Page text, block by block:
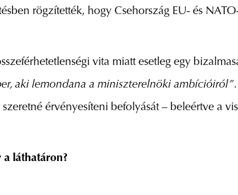
rögzítették, hogy Csehország EU- és
vita miatt esetleg egy
aki lemondana a miniszterelnöki ambícióiról”
érvényesíteni befolyását – beleértve a
a láthatáron?